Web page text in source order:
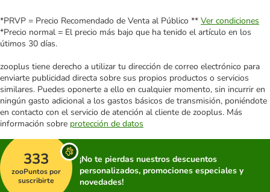
*PRVP = Precio Recomendado de Venta al Público ** Ver condiciones
*Precio normal = El precio más bajo que ha tenido el artículo en los
útimos 30 días.
zooplus tiene derecho a utilizar tu dirección de correo electrónico para
enviarte publicidad directa sobre sus propios productos o servicios
similares. Puedes oponerte a ello en cualquier momento, sin incurrir en
ningún gasto adicional a los gastos básicos de transmisión, poniéndote
en contacto con el servicio de atención al cliente de zooplus. Más
información sobre protección de datos
333
zooPuntos por
suscribirte
¡No te pierdas nuestros descuentos
personalizados, promociones especiales y
novedades!